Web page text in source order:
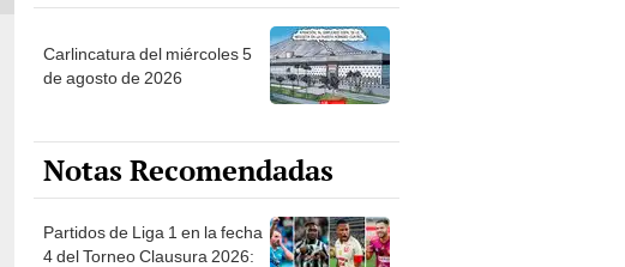
Carlincatura del miércoles 5
de agosto de 2026
Notas Recomendadas
Partidos de Liga 1 en la fecha
4 del Torneo Clausura 2026: